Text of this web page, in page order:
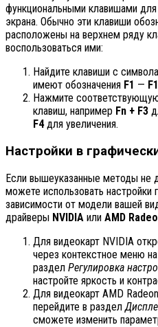
функциональными клавишами
экрана. Обычно эти клавиши
расположены на верхнем ряду
воспользоваться ими:
Найдите клавиши с
имеют обозначения F1 —
Нажмите
клавиш, например Fn + F3
F4для увеличения.
Настройки в
Если вышеуказанные методы не
можете использовать настройки
зависимости от модели вашей
драйверы NVIDIA или AMD
Для видеокарт NVIDIA
через контекстное меню
раздел Регулировка
настройте яркость и
Для видеокарт AMD
перейдите в раздел
сможете изменить